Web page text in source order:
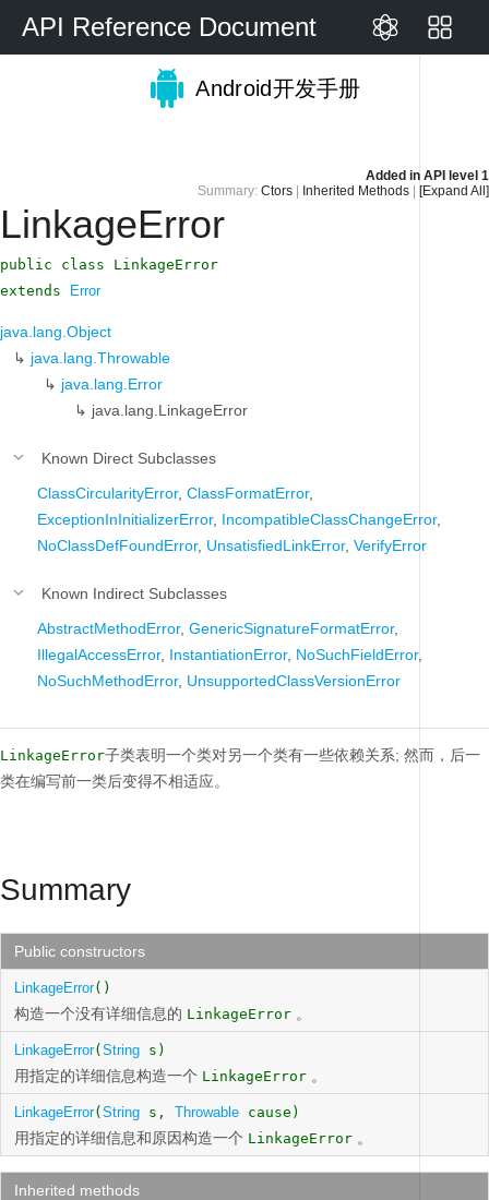
API Reference Document
Android开发手册
Added in API level 1
Summary: Ctors Inherited Methods [Expand All]
LinkageError
public class LinkageError
extends
Error
java.lang.Object
↳ java.lang.Throwable
↳ java.lang.Error
↳ java.lang.LinkageError
Known Direct Subclasses
ClassCircularityError, ClassFormatError,
ExceptionInInitializerError, IncompatibleClassChangeError,
NoClassDefFoundError, UnsatisfiedLinkError, VerifyError
Known Indirect Subclasses
AbstractMethodError, GenericSignatureFormatError,
IllegalAccessError, InstantiationError, NoSuchFieldError,
NoSuchMethodError, UnsupportedClassVersionError
LinkageError子类表明一个类对另一个类有一些依赖关系; 然而，后一
类在编写前一类后变得不相适应。
Summary
Public constructors
LinkageError()
构造一个没有详细信息的 LinkageError 。
LinkageError( String s)
用指定的详细信息构造一个 LinkageError 。
LinkageError( String s, Throwable cause)
用指定的详细信息和原因构造一个 LinkageError 。
Inherited methods